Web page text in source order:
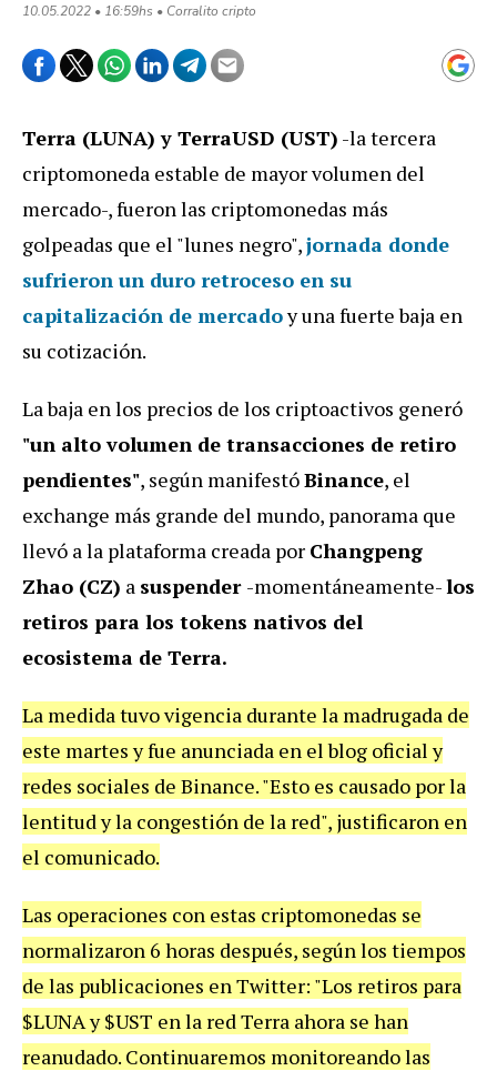
10.05.2022 • 16:59hs • Corralito cripto
Terra (LUNA) y TerraUSD (UST) -la tercera
criptomoneda estable de mayor volumen del
mercado-, fueron las criptomonedas más
golpeadas que el "lunes negro",jornada donde
sufrieron un duro retroceso en su
capitalización de mercadoy una fuerte baja en
su cotización.
La baja en los precios de los criptoactivos generó
"un alto volumen de transacciones de retiro
pendientes", según manifestóBinance, el
exchange más grande del mundo, panorama que
llevó a la plataforma creada por Changpeng
Zhao (CZ) a suspender -momentáneamente-los
retiros para los tokens nativos del
ecosistema de Terra.
La medida tuvo vigencia durante la madrugada de
este martes y fue anunciada en el blog oficial y
redes sociales de Binance. "Esto es causado por la
lentitud y la congestión de la red", justificaron en
el comunicado.
Las operaciones con estas criptomonedas se
normalizaron 6 horas después, según los tiempos
de las publicaciones en Twitter: "Los retiros para
$LUNA y $UST en la red Terra ahora se han
reanudado. Continuaremos monitoreando las